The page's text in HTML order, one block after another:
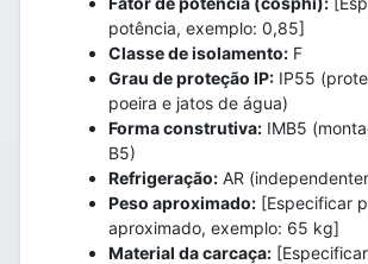
potência, exemplo: 0,85]
Classe de isolamento: F
Grau de proteção IP: IP55
poeira e jatos de água)
Forma construtiva: IMB5
B5)
Refrigeração: AR
Peso aproximado: [Especificar
aproximado, exemplo: 65 kg]
Material da carcaça: